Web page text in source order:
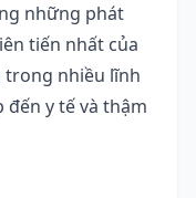
những phát
tiến nhất của
trong nhiều lĩnh
y tế và thậm